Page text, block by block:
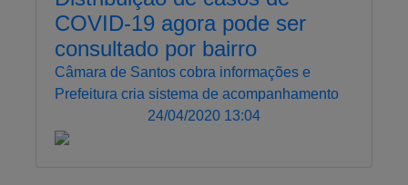
COVID-19 agora pode ser
consultado por bairro
Câmara de Santos cobra informações e
Prefeitura cria sistema de acompanhamento
24/04/2020 13:04